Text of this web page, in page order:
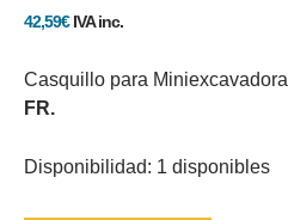
42,59€ IVA inc.
Casquillo para Miniexcavadora
FR.
Disponibilidad: 1 disponibles
FR